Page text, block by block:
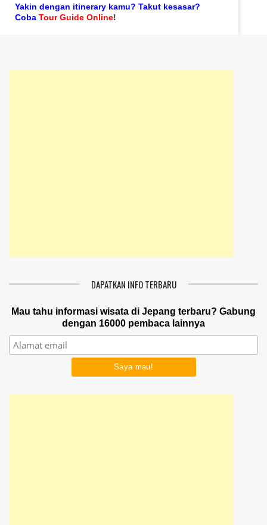
Yakin dengan itinerary kamu? Takut kesasar?
Coba Tour Guide Online!
DAPATKAN INFO TERBARU
Mau tahu informasi wisata di Jepang terbaru? Gabung
dengan 16000 pembaca lainnya